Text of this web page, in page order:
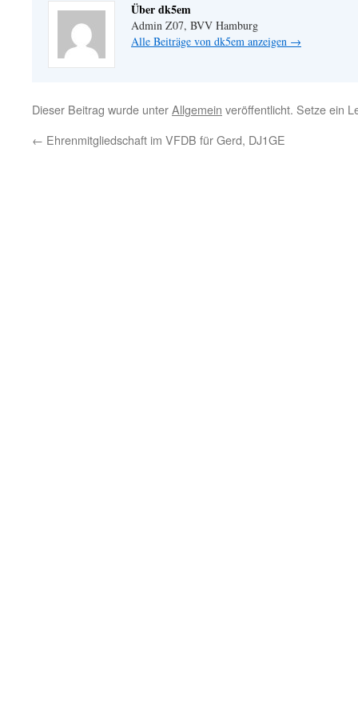
Über dk5em
Admin Z07, BVV Hamburg
Alle Beiträge von dk5em anzeigen →
Dieser Beitrag wurde unterAllgemein veröffentlicht. Setze ein
← Ehrenmitgliedschaft im VFDB für Gerd, DJ1GE